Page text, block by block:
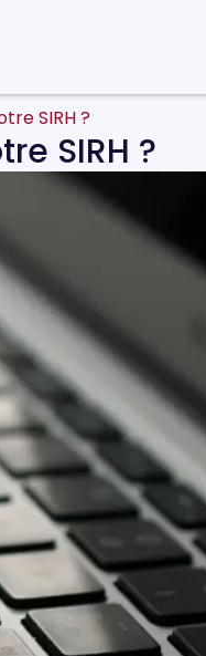
SIRH ?
SIRH ?